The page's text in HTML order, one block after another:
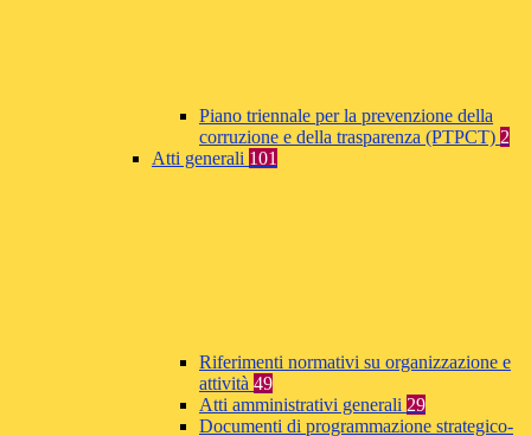
Piano triennale per la prevenzione della
corruzione e della trasparenza (PTPCT) 2
Atti generali 101
Riferimenti normativi su organizzazione e
attività 49
Atti amministrativi generali 29
Documenti di programmazione strategico-